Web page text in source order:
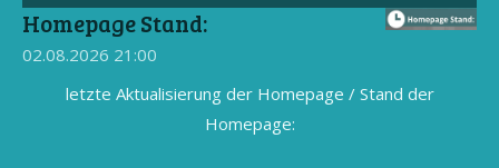
Homepage Stand:
02.08.2026 21:00
letzte Aktualisierung der Homepage / Stand der
Homepage: